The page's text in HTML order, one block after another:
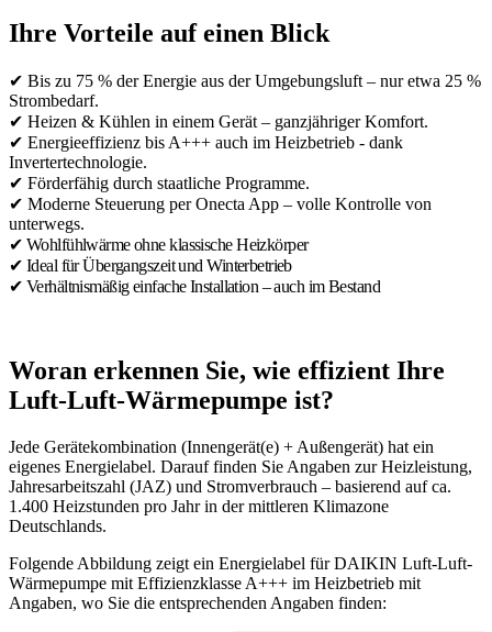
Ihre Vorteile auf einen Blick
✔ Bis zu 75 % der Energie aus der Umgebungsluft – nur etwa 25 %
Strombedarf.
✔ Heizen & Kühlen in einem Gerät – ganzjähriger Komfort.
✔ Energieeffizienz bis A+++ auch im Heizbetrieb - dank
Invertertechnologie.
✔ Förderfähig durch staatliche Programme.
✔ Moderne Steuerung per Onecta App – volle Kontrolle von
unterwegs.
✔ Wohlfühlwärme ohne klassische Heizkörper
✔ Ideal für Übergangszeit und Winterbetrieb
✔ Verhältnismäßig einfache Installation – auch im Bestand
Woran erkennen Sie, wie effizient Ihre
Luft-Luft-Wärmepumpe ist?
Jede Gerätekombination (Innengerät(e) + Außengerät) hat ein
eigenes Energielabel. Darauf finden Sie Angaben zur Heizleistung,
Jahresarbeitszahl (JAZ) und Stromverbrauch – basierend auf ca.
1.400 Heizstunden pro Jahr in der mittleren Klimazone
Deutschlands.
Folgende Abbildung zeigt ein Energielabel für DAIKIN Luft-Luft-
Wärmepumpe mit Effizienzklasse A+++ im Heizbetrieb mit
Angaben, wo Sie die entsprechenden Angaben finden: